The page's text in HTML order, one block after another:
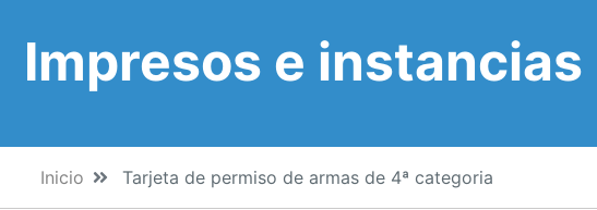
Impresos e instancias
Inicio Tarjeta de permiso de armas de 4ª categoria